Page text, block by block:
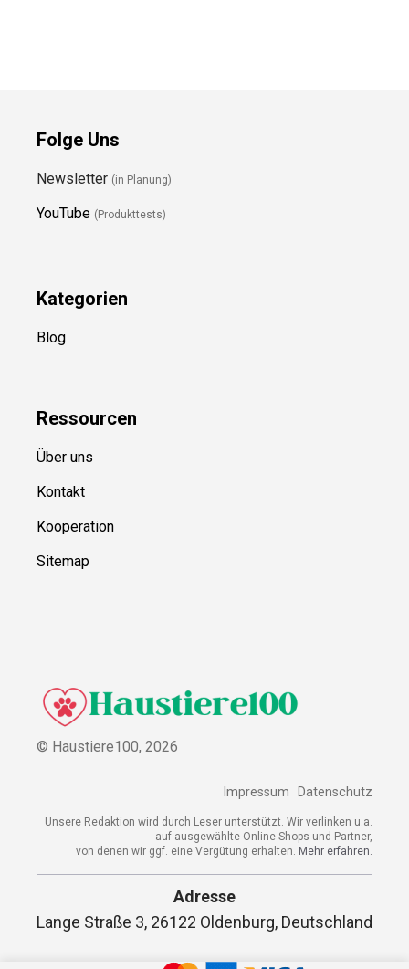
Folge Uns
Newsletter (in Planung)
YouTube (Produkttests)
Kategorien
Blog
Ressourcen
Über uns
Kontakt
Kooperation
Sitemap
© Haustiere100, 2026
Impressum Datenschutz
Unsere Redaktion wird durch Leser unterstützt. Wir verlinken u.a.
auf ausgewählte Online-Shops und Partner,
von denen wir ggf. eine Vergütung erhalten. Mehr erfahren.
Adresse
Lange Straße 3, 26122 Oldenburg, Deutschland